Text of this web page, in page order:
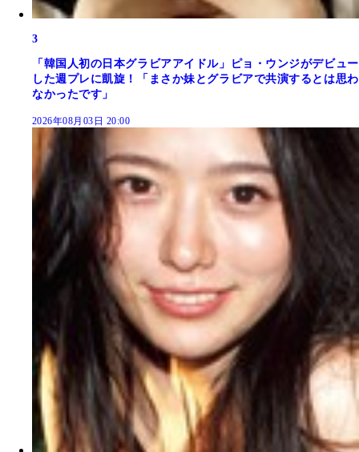
3
「韓国人初の日本グラビアアイドル」ピョ・ウンジがデビュー
した週プレに凱旋！「まさか妹とグラビアで共演するとは思わ
なかったです」
2026年08月03日 20:00